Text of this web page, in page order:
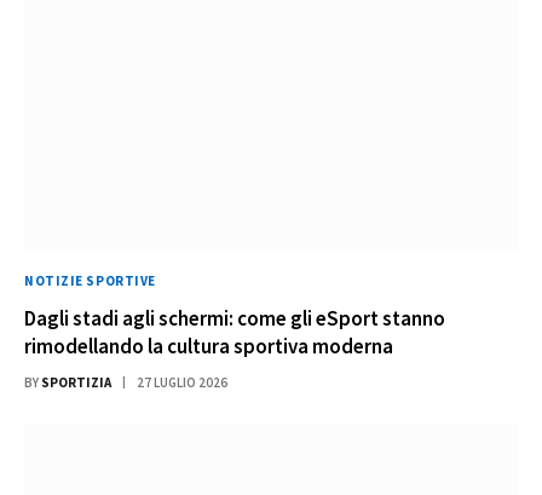
NOTIZIE SPORTIVE
Dagli stadi agli schermi: come gli eSport stanno
rimodellando la cultura sportiva moderna
BY SPORTIZIA 27 LUGLIO 2026